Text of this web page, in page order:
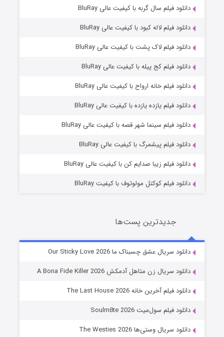
قسمت6 (زیرنویس) منتشر شد
شوهر
دانلود فیلم سال گربه با کیفیت عالی BluRay
دانلود فیلم لاله کبود با کیفیت عالی BluRay
دانلود فیلم لاک پشت با کیفیت عالی BluRay
دانلود فیلم کج‌ پیله با کیفیت عالی BluRay
دانلود فیلم خانه ارواح با کیفیت عالی BluRay
دانلود فیلم یازده یازده با کیفیت عالی BluRay
دانلود فیلم سینما شهر قصه با کیفیت عالی BluRay
دانلود فیلم پیشمرگ با کیفیت عالی BluRay
دانلود فیلم زیبا صدایم کن با کیفیت عالی BluRay
دانلود فیلم کوکتل مولوتوف با کیفیت BluRay
جدیدترین پست‌ها
دانلود سریال عشق چسبناک ما Our Sticky Love 2026
دانلود سریال زن متاهل آدمکش A Bona Fide Killer 2026
دانلود فیلم آخرین خانه The Last House 2026
دانلود فیلم سول‌میت Soulm8te 2026
دانلود سریال وستی‌ها The Westies 2026